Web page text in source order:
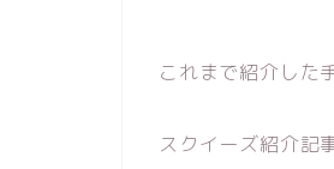
これまで紹介した
スクイーズ紹介記